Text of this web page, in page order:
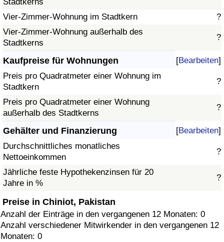
Stadtkerns
Vier-Zimmer-Wohnung im Stadtkern
?
Vier-Zimmer-Wohnung außerhalb des
Stadtkerns
?
Kaufpreise für Wohnungen [Bearbeiten]
Preis pro Quadratmeter einer Wohnung im
Stadtkern
?
Preis pro Quadratmeter einer Wohnung
außerhalb des Stadtkerns
?
Gehälter und Finanzierung [Bearbeiten]
Durchschnittliches monatliches
Nettoeinkommen
?
Jährliche feste Hypothekenzinsen für 20
Jahre in %
?
Preise in Chiniot, Pakistan
Anzahl der Einträge in den vergangenen 12 Monaten: 0
Anzahl verschiedener Mitwirkender in den vergangenen 12
Monaten: 0